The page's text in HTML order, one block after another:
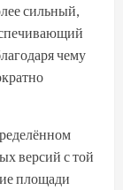
сильный,
чему
версий с той
площади